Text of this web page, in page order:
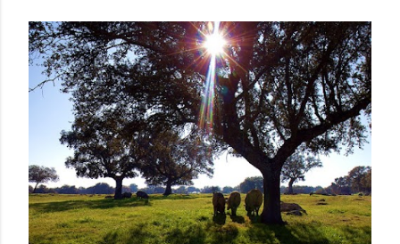
sabroso, con ese toque tostado y crujiente que tanto nos
satisface. Estas alubias crujientes al horno van a cambiar
por completo tu forma de ver las legumbres. Olvídate de
asociar las alubias únicamente a los guisos tradicionales y
copiosos de invierno. Con esta receta simple pero
revolucionaria, transformaremos un ingrediente tan
humilde como la alubia de La Bañeza en un snack ligero,
dorado, cargado de proteína y 100% natural. Es el
sustituto perfecto a los frutos se...